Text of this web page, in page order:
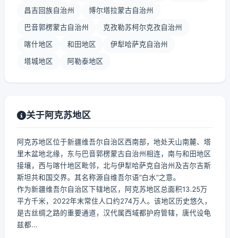
昌吉回族自治州 博尔塔拉蒙古自治州
巴音郭楞蒙古自治州 克孜勒苏柯尔克孜自治州
喀什地区 和田地区 伊犁哈萨克自治州
塔城地区 阿勒泰地区
关于阿克苏地区
阿克苏地区位于新疆维吾尔自治区西南部，地处天山南麓、塔
里木盆地北缘，东与巴音郭楞蒙古自治州相连，南与和田地区
接壤，西与喀什地区毗邻，北与伊犁哈萨克自治州及吉尔吉斯
斯坦共和国交界。其名称源自维吾尔语“白水”之意。
作为新疆维吾尔自治区下辖地区，阿克苏地区总面积13.25万
平方千米，2022年末常住人口约274万人。该地区历史悠久，
是古丝绸之路的重要通道，汉代属西域都护府管辖，唐代设龟
兹都...